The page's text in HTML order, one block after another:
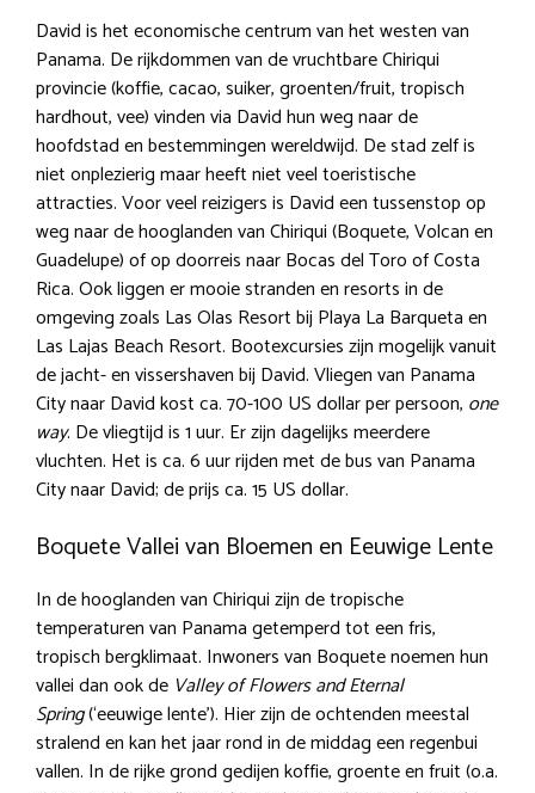
David is het economische centrum van het westen van
Panama. De rijkdommen van de vruchtbare Chiriqui
provincie (koffie, cacao, suiker, groenten/fruit, tropisch
hardhout, vee) vinden via David hun weg naar de
hoofdstad en bestemmingen wereldwijd. De stad zelf is
niet onplezierig maar heeft niet veel toeristische
attracties. Voor veel reizigers is David een tussenstop op
weg naar de hooglanden van Chiriqui (Boquete, Volcan en
Guadelupe) of op doorreis naar Bocas del Toro of Costa
Rica. Ook liggen er mooie stranden en resorts in de
omgeving zoals Las Olas Resort bij Playa La Barqueta en
Las Lajas Beach Resort. Bootexcursies zijn mogelijk vanuit
de jacht- en vissershaven bij David. Vliegen van Panama
City naar David kost ca. 70-100 US dollar per persoon, one
way. De vliegtijd is 1 uur. Er zijn dagelijks meerdere
vluchten. Het is ca. 6 uur rijden met de bus van Panama
City naar David; de prijs ca. 15 US dollar.
Boquete Vallei van Bloemen en Eeuwige Lente
In de hooglanden van Chiriqui zijn de tropische
temperaturen van Panama getemperd tot een fris,
tropisch bergklimaat. Inwoners van Boquete noemen hun
vallei dan ook de Valley of Flowers and Eternal
Spring(‘eeuwige lente’). Hier zijn de ochtenden meestal
stralend en kan het jaar rond in de middag een regenbui
vallen. In de rijke grond gedijen koffie, groente en fruit (o.a.